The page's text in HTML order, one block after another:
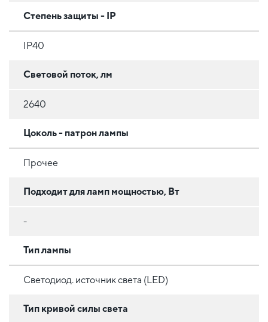
Степень защиты - IP
IP40
Световой поток, лм
2640
Цоколь - патрон лампы
Прочее
Подходит для ламп мощностью, Вт
-
Тип лампы
Светодиод. источник света (LED)
Тип кривой силы света